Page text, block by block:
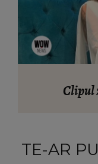
Clipul
TE-AR